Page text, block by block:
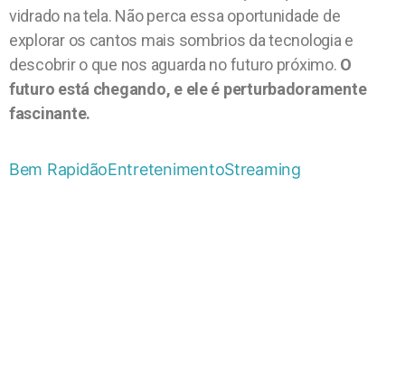
vidrado na tela. Não perca essa oportunidade de
explorar os cantos mais sombrios da tecnologia e
descobrir o que nos aguarda no futuro próximo. O
futuro está chegando, e ele é perturbadoramente
fascinante.
Bem RapidãoEntretenimentoStreaming